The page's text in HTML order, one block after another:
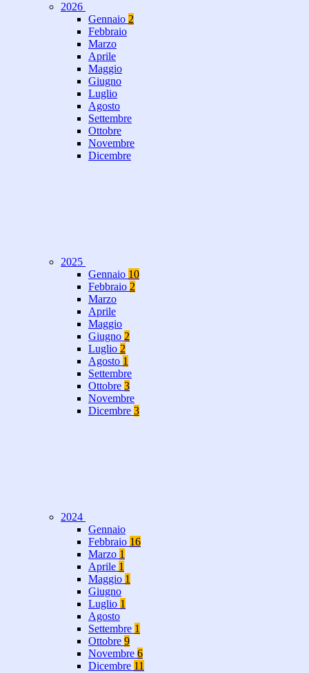
2026
Gennaio 2
Febbraio
Marzo
Aprile
Maggio
Giugno
Luglio
Agosto
Settembre
Ottobre
Novembre
Dicembre
2025
Gennaio 10
Febbraio 2
Marzo
Aprile
Maggio
Giugno 2
Luglio 2
Agosto 1
Settembre
Ottobre 3
Novembre
Dicembre 3
2024
Gennaio
Febbraio 16
Marzo 1
Aprile 1
Maggio 1
Giugno
Luglio 1
Agosto
Settembre 1
Ottobre 9
Novembre 6
Dicembre 11